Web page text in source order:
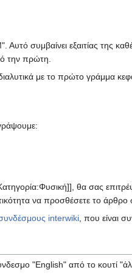
Αυτό συμβαίνει εξαιτίας της
την πρώτη.
με το πρώτο γράμμα
θα σας
να προσθέσετε το άρθρο
interwiki , που είναι
"English" από το κουτί